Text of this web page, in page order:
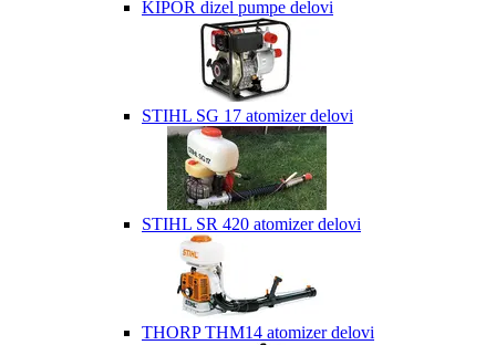
KIPOR dizel pumpe delovi
STIHL SG 17 atomizer delovi
STIHL SR 420 atomizer delovi
THORP THM14 atomizer delovi